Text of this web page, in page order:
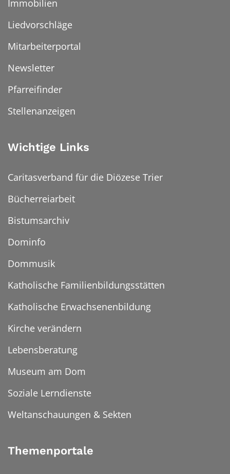
Immobilien
Liedvorschläge
Mitarbeiterportal
Newsletter
Pfarreifinder
Stellenanzeigen
Wichtige Links
Caritasverband für die Diözese Trier
Bücherreiarbeit
Bistumsarchiv
Dominfo
Dommusik
Katholische Familienbildungsstätten
Katholische Erwachsenenbildung
Kirche verändern
Lebensberatung
Museum am Dom
Soziale Lerndienste
Weltanschauungen & Sekten
Themenportale